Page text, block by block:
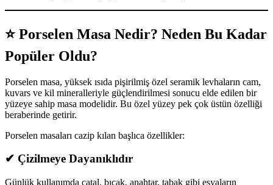
⭐Porselen Masa Nedir? Neden Bu Kadar
Popüler Oldu?
Porselen masa, yüksek ısıda pişirilmiş özel seramik levhaların cam,
kuvars ve kil mineralleriyle güçlendirilmesi sonucu elde edilen bir
yüzeye sahip masa modelidir. Bu özel yüzey pek çok üstün özelliği
beraberinde getirir.
Porselen masaları cazip kılan başlıca özellikler:
✔ Çizilmeye Dayanıklıdır
Günlük kullanımda çatal, bıçak, anahtar, tabak gibi eşyaların